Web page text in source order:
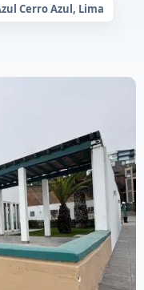
Cerro Azul, Lima